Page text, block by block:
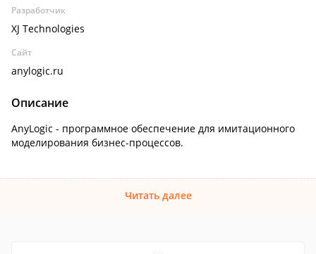
Разработчик
XJ Technologies
Сайт
anylogic.ru
Описание
AnyLogic - программное обеспечение для имитационного
моделирования бизнес-процессов.
Читать далее